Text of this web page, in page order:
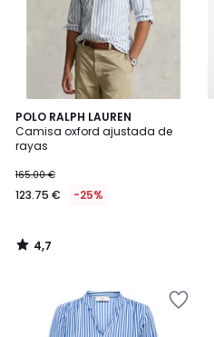
POLO RALPH LAUREN
Camisa oxford ajustada de
rayas
165.00 €
123.75 € -25%
4,7
/ 5
4,7
/